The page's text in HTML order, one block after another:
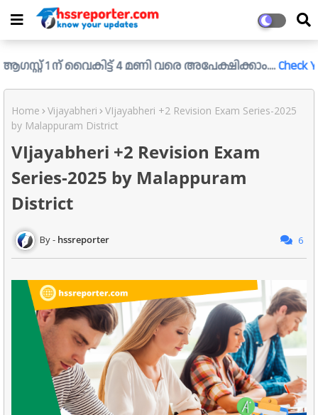
വൈകിട്ട് 4 മണി വരെ അപേക്ഷിക്കാം....Check Your
Home Vijayabheri
VIjayabheri +2 Revision Exam Series-2025
by Malappuram District
VIjayabheri +2 Revision Exam
Series-2025 by Malappuram
District
hssreporter 6